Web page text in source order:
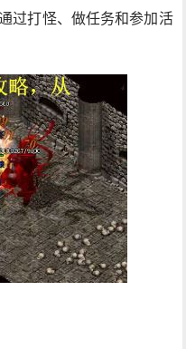
过打怪、做任务和参加活